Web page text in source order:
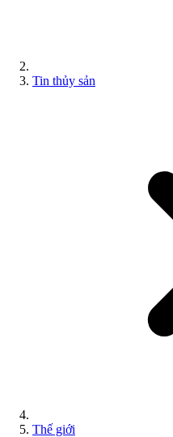
Tin thủy sản
Thế giới